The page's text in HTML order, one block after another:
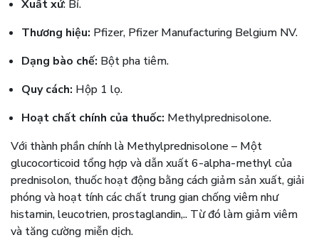
Xuất xứ: Bỉ.
Thương hiệu: Pfizer, Pfizer Manufacturing Belgium NV.
Dạng bào chế: Bột pha tiêm.
Quy cách: Hộp 1 lọ.
Hoạt chất chính của thuốc: Methylprednisolone.
Với thành phần chính là Methylprednisolone – Một
glucocorticoid tổng hợp và dẫn xuất 6-alpha-methyl của
prednisolon, thuốc hoạt động bằng cách giảm sản xuất, giải
phóng và hoạt tính các chất trung gian chống viêm như
histamin, leucotrien, prostaglandin,.. Từ đó làm giảm viêm
và tăng cường miễn dịch.